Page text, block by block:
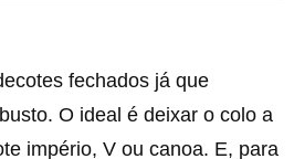
fechados já que
O ideal é deixar o colo a
império, V ou canoa. E, para